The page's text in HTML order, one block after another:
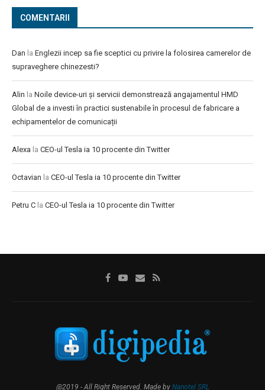
COMENTARII
Dan la Englezii incep sa fie sceptici cu privire la folosirea camerelor de
supraveghere chinezesti?
Alin la Noile device-uri și servicii demonstrează angajamentul HMD
Global de a investi în practici sustenabile în procesul de fabricare a
echipamentelor de comunicații
Alexa la CEO-ul Tesla ia 10 procente din Twitter
Octavian la CEO-ul Tesla ia 10 procente din Twitter
Petru C la CEO-ul Tesla ia 10 procente din Twitter
@2019 - All Right Reserved. Made by Nanotel SRL